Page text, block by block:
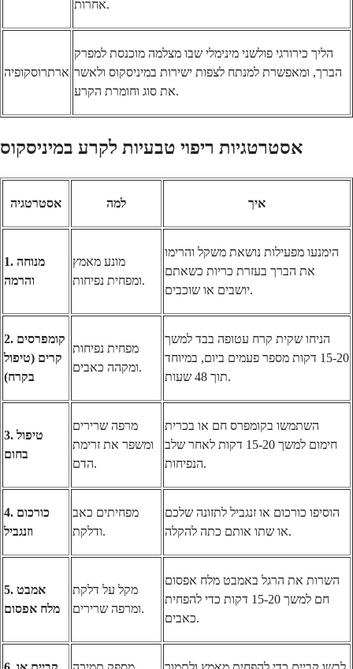
אחרות.
ארתרוסקופיה
הליך כירורגי פולשני מינימלי שבו מצלמה מוכנסת למפרק
הברך, ומאפשרת למנתח לצפות ישירות במיניסקוס ולאשר
את סוג וחומרת הקרע.
אסטרטגיות ריפוי טבעיות לקרע במיניסקוס
אסטרטגיה למה איך
1. מנוחה
והרמה
מונע מאמץ
ומפחית נפיחות.
הימנעו מפעילות נושאת משקל והרימו
את הברך בעזרת כריות כשאתם
יושבים או שוכבים.
2. קומפרסים
קרים (טיפול
בקרח)
מפחית נפיחות
ומקהה כאבים.
הניחו שקית קרח עטופה בבד למשך
15-20 דקות מספר פעמים ביום, במיוחד
תוך 48 שעות.
3. טיפול
בחום
מרפה שרירים
ומשפר את זרימת
הדם.
השתמשו בקומפרס חם או בכרית
חימום למשך 15-20 דקות לאחר שלב
הנפיחות.
4. כורכום
וזנגביל
מפחיתים כאב
ודלקת.
הוסיפו כורכום או זנגביל לתזונה שלכם
או שתו אותם כתה להקלה.
5. אמבט
מלח אפסום
מקל על דלקת
ומרפה שרירים.
השרות את הרגל באמבט מלח אפסום
חם למשך 15-20 דקות כדי להפחית
כאבים.